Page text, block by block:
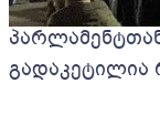
გადაკეტილია